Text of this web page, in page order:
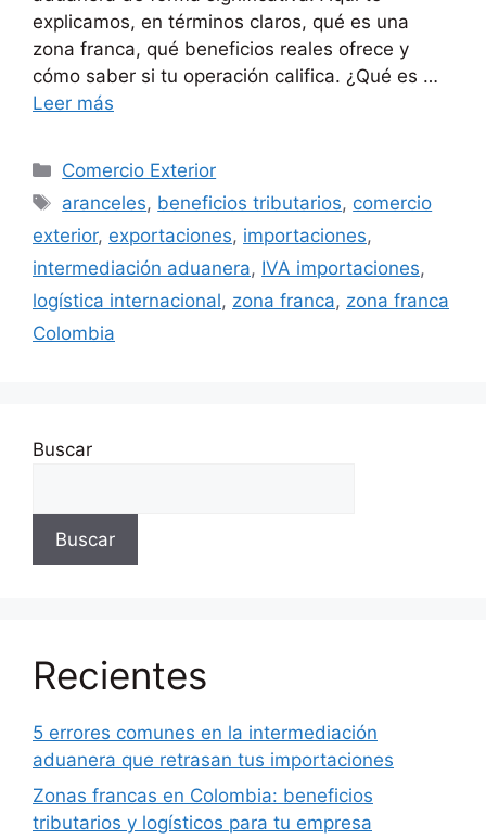
explicamos, en términos claros, qué es una
zona franca, qué beneficios reales ofrece y
cómo saber si tu operación califica. ¿Qué es …
Leer más
Categorías
Comercio Exterior
Etiquetas
aranceles, beneficios tributarios, comercio
exterior, exportaciones, importaciones,
intermediación aduanera, IVA importaciones,
logística internacional, zona franca, zona franca
Colombia
Buscar
Buscar
Recientes
5 errores comunes en la intermediación
aduanera que retrasan tus importaciones
Zonas francas en Colombia: beneficios
tributarios y logísticos para tu empresa